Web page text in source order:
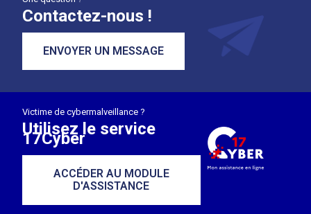
Contactez-nous !
ENVOYER UN MESSAGE
Victime de cybermalveillance ?
Utilisez le service
17Cyber
ACCÉDER AU MODULE
D'ASSISTANCE